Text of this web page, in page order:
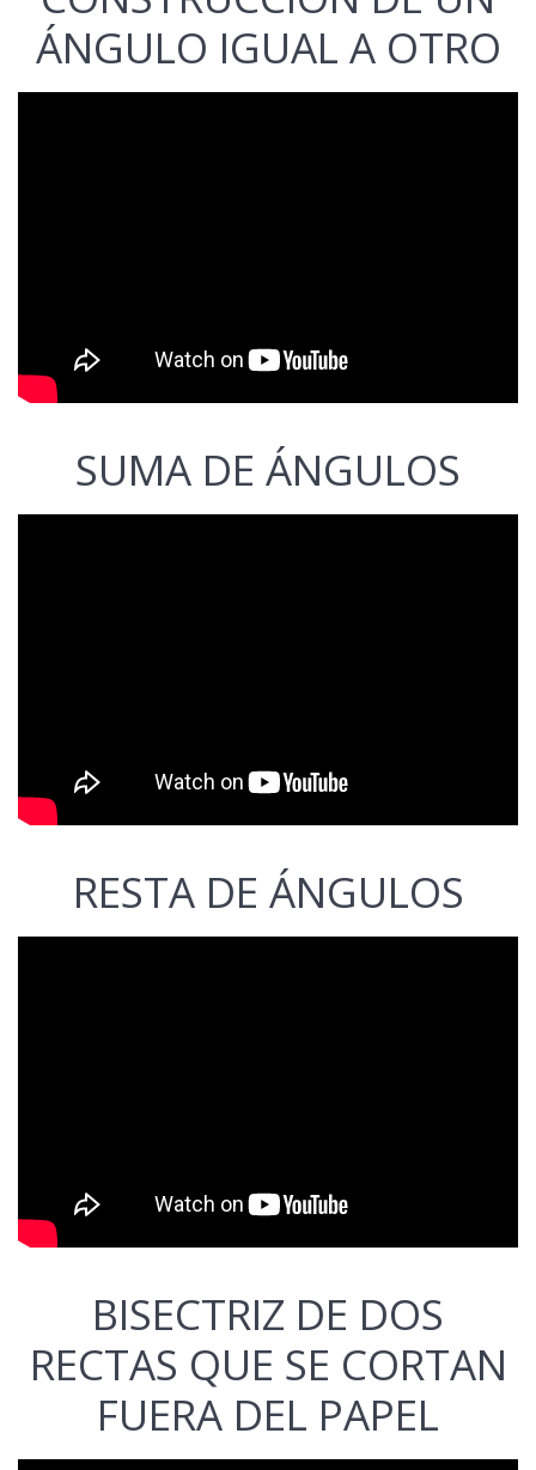
ÁNGULO IGUAL A OTRO
SUMA DE ÁNGULOS
RESTA DE ÁNGULOS
BISECTRIZ DE DOS
RECTAS QUE SE CORTAN
FUERA DEL PAPEL